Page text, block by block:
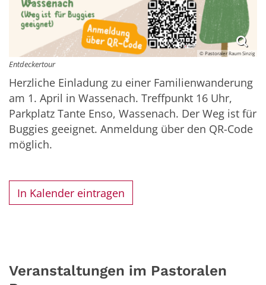
© Pastoraler Raum Sinzig
Entdeckertour
Herzliche Einladung zu einer Familienwanderung
am 1. April in Wassenach. Treffpunkt 16 Uhr,
Parkplatz Tante Enso, Wassenach. Der Weg ist für
Buggies geeignet. Anmeldung über den QR-Code
möglich.
In Kalender eintragen
Veranstaltungen im Pastoralen